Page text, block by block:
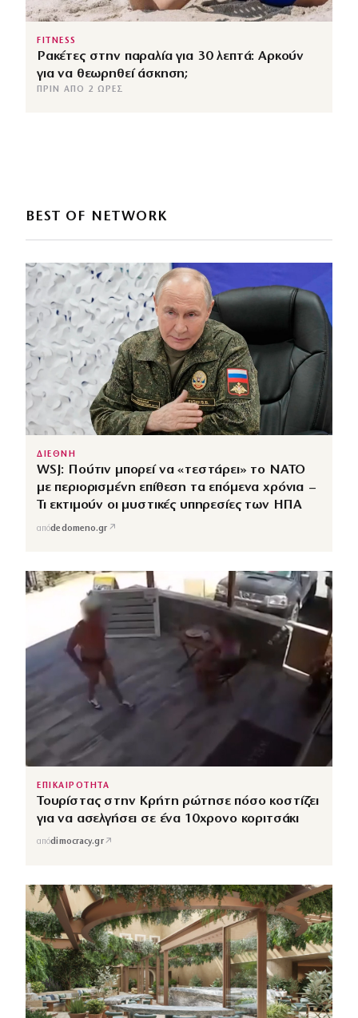
FITNESS
Ρακέτες στην παραλία για 30 λεπτά: Αρκούν
για να θεωρηθεί άσκηση;
ΠΡΙΝ ΑΠΌ 2 ΏΡΕΣ
BEST OF NETWORK
ΔΙΕΘΝΗ
WSJ: Πούτιν μπορεί να «τεστάρει» το ΝΑΤΟ
με περιορισμένη επίθεση τα επόμενα χρόνια –
Τι εκτιμούν οι μυστικές υπηρεσίες των ΗΠΑ
απόdedomeno.gr ↗
ΕΠΙΚΑΙΡΟΤΗΤΑ
Τουρίστας στην Κρήτη ρώτησε πόσο κοστίζει
για να ασελγήσει σε ένα 10χρονο κοριτσάκι
απόdimocracy.gr↗